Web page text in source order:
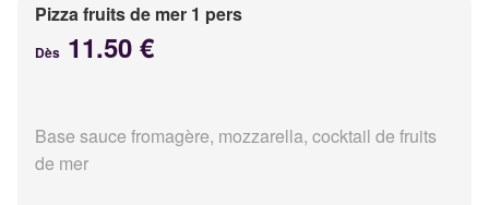
Pizza fruits de mer 1 pers
Dès 11.50 €
Base sauce fromagère, mozzarella, cocktail de fruits
de mer